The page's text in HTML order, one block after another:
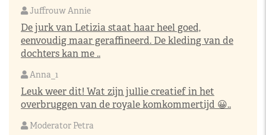
Juffrouw Annie
De jurk van Letizia staat haar heel goed,
eenvoudig maar geraffineerd. De kleding van de
dochters kan me ..
Anna_1
Leuk weer dit! Wat zijn jullie creatief in het
overbruggen van de royale komkommertijd 😀..
Moderator Petra